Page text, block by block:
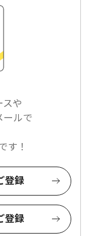
スや
ールで
す！
登録
登録